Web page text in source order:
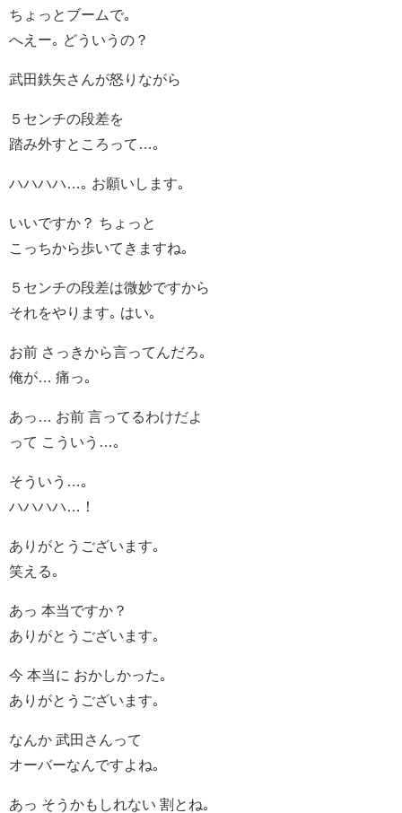
ちょっとブームで｡
へえー｡ どういうの？
武田鉄矢さんが怒りながら
５センチの段差を
踏み外すところって…｡
ハハハハ…｡ お願いします｡
いいですか？ ちょっと
こっちから歩いてきますね｡
５センチの段差は微妙ですから
それをやります｡ はい｡
お前 さっきから言ってんだろ｡
俺が… 痛っ｡
あっ… お前 言ってるわけだよ
って こういう…｡
そういう…｡
ハハハハ…！
ありがとうございます｡
笑える｡
あっ 本当ですか？
ありがとうございます｡
今 本当に おかしかった｡
ありがとうございます｡
なんか 武田さんって
オーバーなんですよね｡
あっ そうかもしれない 割とね｡